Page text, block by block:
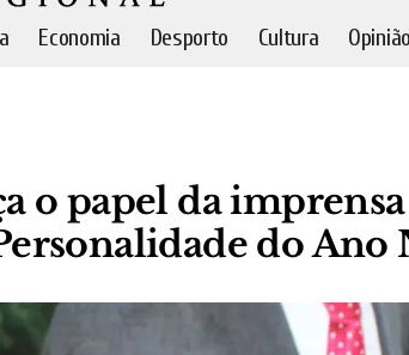
Economia Desporto Cultura Opinião
o papel da
do Ano